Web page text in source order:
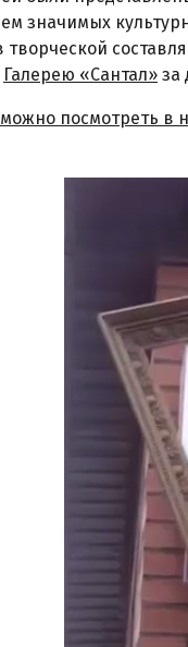
значимых
творческой
Галерею «Сантал» за
посмотреть в